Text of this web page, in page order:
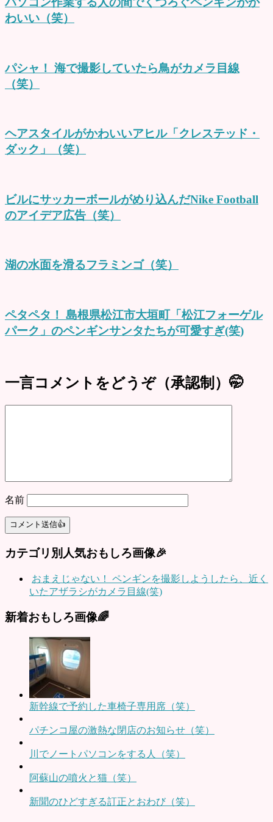
わいい（笑）
パシャ！ 海で撮影していたら鳥がカメラ目線
（笑）
ヘアスタイルがかわいいアヒル「クレステッド・
ダック」（笑）
ビルにサッカーボールがめり込んだNike Football
のアイデア広告（笑）
湖の水面を滑るフラミンゴ（笑）
ペタペタ！ 島根県松江市大垣町「松江フォーゲル
パーク」のペンギンサンタたちが可愛すぎ(笑)
一言コメントをどうぞ（承認制）🤭
名前
カテゴリ別人気おもしろ画像🎉
おまえじゃない！ ペンギンを撮影しようしたら、近く
いたアザラシがカメラ目線(笑)
新着おもしろ画像🌈
新幹線で予約した車椅子専用席（笑）
パチンコ屋の激熱な閉店のお知らせ（笑）
川でノートパソコンをする人（笑）
阿蘇山の噴火と猫（笑）
新聞のひどすぎる訂正とおわび（笑）